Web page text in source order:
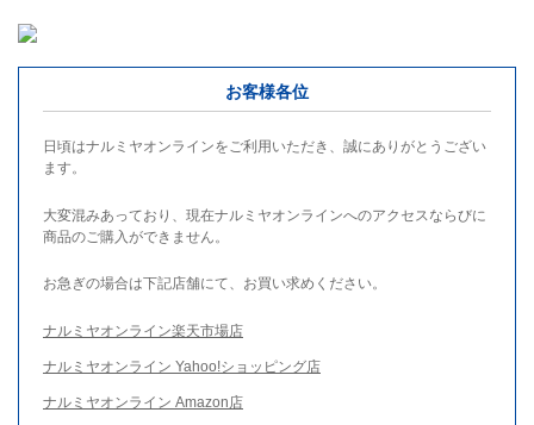
お客様各位
日頃はナルミヤオンラインをご利用いただき、誠にありがとうござい
ます。
大変混みあっており、現在ナルミヤオンラインへのアクセスならびに
商品のご購入ができません。
お急ぎの場合は下記店舗にて、お買い求めください。
ナルミヤオンライン楽天市場店
ナルミヤオンライン Yahoo!ショッピング店
ナルミヤオンライン Amazon店